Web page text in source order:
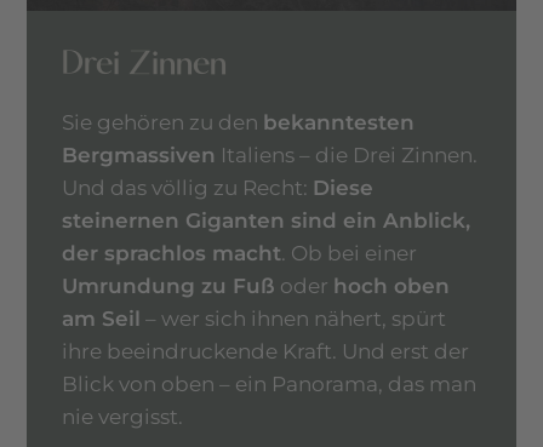
Drei Zinnen
Sie gehören zu den bekanntesten
Bergmassiven Italiens – die Drei Zinnen.
Und das völlig zu Recht: Diese
steinernen Giganten sind ein Anblick,
der sprachlos macht. Ob bei einer
Umrundung zu Fuß oder hoch oben
am Seil – wer sich ihnen nähert, spürt
ihre beeindruckende Kraft. Und erst der
Blick von oben – ein Panorama, das man
nie vergisst.